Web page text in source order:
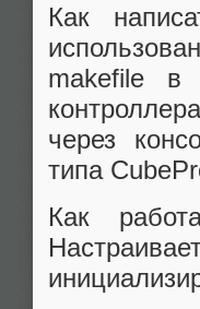
Как
makefile в
через
типа
Как